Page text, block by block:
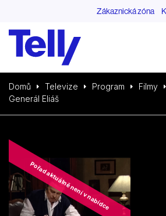
Zákaznická zóna
Domů Televize Program Filmy
Generál Eliáš
Pořad aktuálně není v nabídce